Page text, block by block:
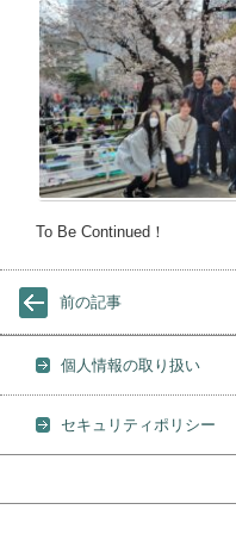
To Be Continued！
前の記事
個人情報の取り扱い
セキュリティポリシー